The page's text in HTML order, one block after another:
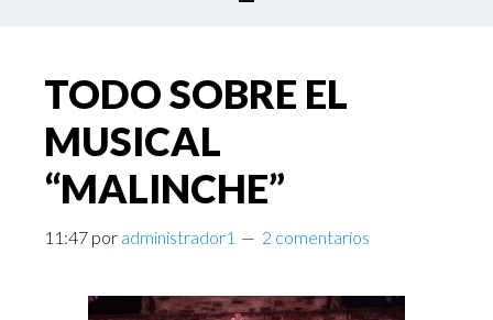
TODO SOBRE EL
MUSICAL
“MALINCHE”
11:47 por administrador1 2 comentarios